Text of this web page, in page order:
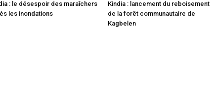
: le désespoir des maraîchers
les inondations
Kindia : lancement du reboisement
de la forêt communautaire de
Kagbelen